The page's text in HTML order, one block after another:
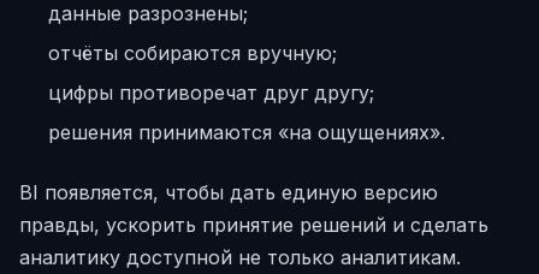
данные разрознены;
отчёты собираются вручную;
цифры противоречат друг другу;
решения принимаются «на ощущениях».
BI появляется, чтобы дать единую версию
правды, ускорить принятие решений и сделать
аналитику доступной не только аналитикам.